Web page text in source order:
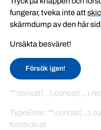
fungerar, tveka inte att
skärmdump av den här
Ursäkta besväret!
Försök igen!
TypeError:
function at